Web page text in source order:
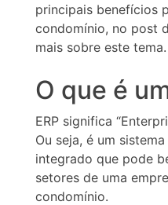
principais benefícios
condomínio, no post
mais sobre este tema.
O que é
ERP significa
Ou seja, é um
integrado que pode
setores de uma
condomínio.